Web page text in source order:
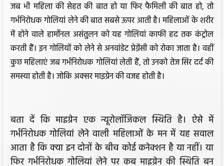
जब भी महिला की सेहत की बात हो या फिर फैमिली की बात हो, तो
गर्भनिरोधक गोलियां लेने की बात सबसे ऊपर आती है। महिलाओं के शरीर
में होने वाले हार्मोनल असंतुलन को यह गोलियां काफी हद तक कंट्रोल
करती हैं। इन गोलियों को लेने से अनवांडेट प्रेग्नेंसी को रोका जाता है। वहीं
कुछ महिलाएं जब गर्भनिरोधक गोलियां लेती हैं, तो उनको तेज सिर दर्द की
समस्या होती है। जोकि अक्सर माइग्रेन की वजह होती है।
बता दें कि माइग्रेन एक न्यूरोलॉजिकल स्थिति है। ऐसे में
गर्भनिरोधक गोलियां लेने वाली महिलाओं के मन में यह सवाल
आता है कि क्या इन दोनों के बीच कोई कनेक्शन है या नहीं। या
फिर गर्भनिरोधक गोलियां लेने पर कब माइग्रेन की स्थिति बन